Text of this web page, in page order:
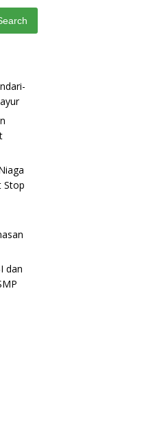
Stop
dan